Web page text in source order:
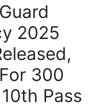
2025
300
Pass